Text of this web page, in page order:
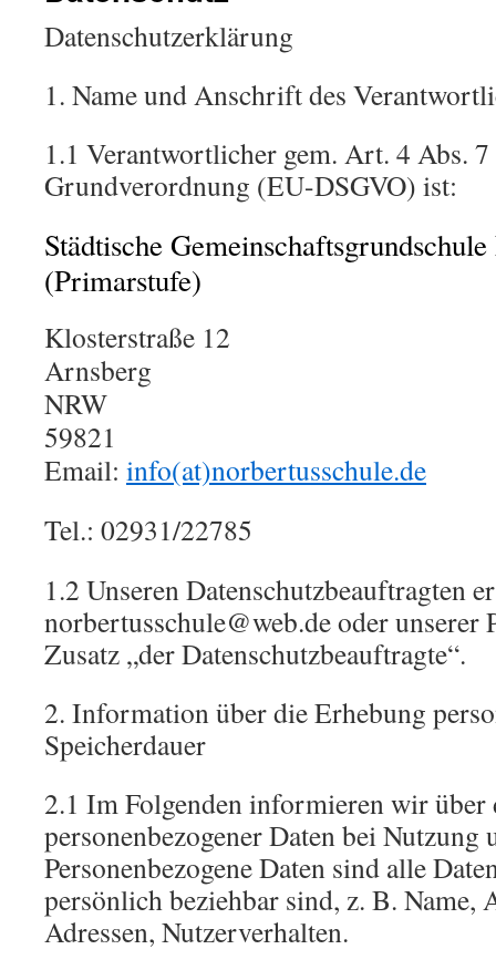
Datenschutzerklärung
1. Name und Anschrift des
1.1 Verantwortlicher gem. Art. 4 Abs.
Grundverordnung (EU-DSGVO) ist:
Städtische
(Primarstufe)
Klosterstraße 12
Arnsberg
NRW
59821
Email: info(at)norbertusschule.de
Tel.: 02931/22785
1.2 Unseren Datenschutzbeauftragten
norbertusschule@web.de oder unserer
Zusatz „der Datenschutzbeauftragte“.
2. Information über die Erhebung
Speicherdauer
2.1 Im Folgenden informieren wir über
personenbezogener Daten bei Nutzung
Personenbezogene Daten sind alle
persönlich beziehbar sind, z. B. Name,
Adressen, Nutzerverhalten.